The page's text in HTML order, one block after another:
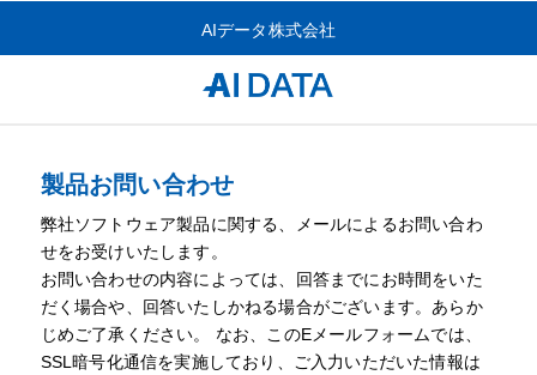
AIデータ株式会社
製品お問い合わせ
弊社ソフトウェア製品に関する、メールによるお問い合わ
せをお受けいたします。
お問い合わせの内容によっては、回答までにお時間をいた
だく場合や、回答いたしかねる場合がございます。あらか
じめご了承ください。 なお、このEメールフォームでは、
SSL暗号化通信を実施しており、ご入力いただいた情報は